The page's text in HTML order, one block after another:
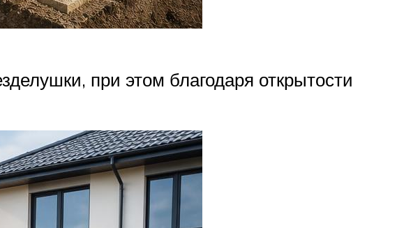
при этом благодаря открытости